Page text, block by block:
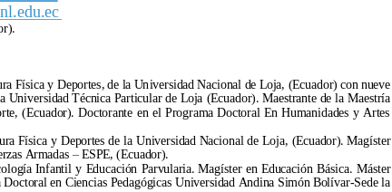
Física y Deportes, de la Universidad Nacional de Loja, (Ecuador) con nueve
Universidad Técnica Particular de Loja (Ecuador). Maestrante de la Maestría
(Ecuador). Doctorante en el Programa Doctoral En Humanidades y Artes
Física y Deportes de la Universidad Nacional de Loja, (Ecuador). Magíster
Armadas – ESPE, (Ecuador).
Infantil y Educación Parvularia. Magíster en Educación Básica. Máster
Doctoral en Ciencias Pedagógicas Universidad Andina Simón Bolívar-Sede la